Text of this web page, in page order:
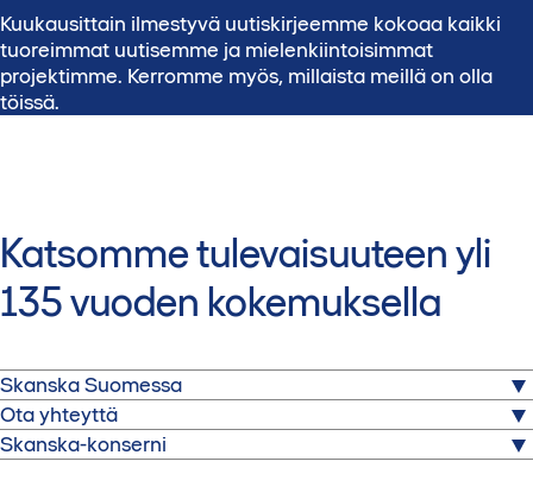
Kuukausittain ilmestyvä uutiskirjeemme kokoaa kaikki
tuoreimmat uutisemme ja mielenkiintoisimmat
projektimme. Kerromme myös, millaista meillä on olla
töissä.
Katsomme tulevaisuuteen yli
135 vuoden kokemuksella
Skanska Suomessa
Skanska on yksi maailman johtavista rakennus- ja
projektikehityspalveluita tarjoavista yrityksistä.
Ota yhteyttä
Skanskatalo
Skanska-konserni